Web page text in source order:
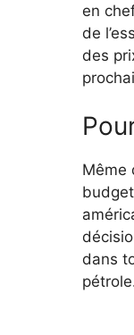
en
de
des
Même
dans